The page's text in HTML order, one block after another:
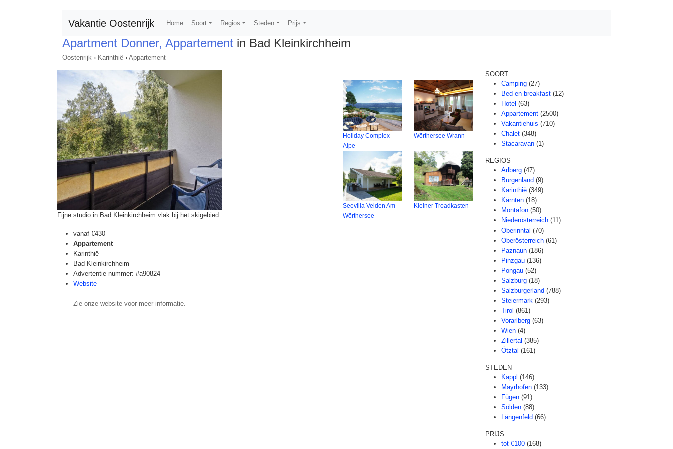
Vakantie Oostenrijk Home Soort Regios Steden Prijs
Apartment Donner, Appartement in Bad Kleinkirchheim
Oostenrijk › Karinthië › Appartement
Fijne studio in Bad Kleinkirchheim vlak bij het skigebied
vanaf €430
Appartement
Karinthië
Bad Kleinkirchheim
Advertentie nummer: #a90824
Website
Zie onze website voor meer informatie.
Holiday Complex
Alpe
Wörthersee Wrann
Seevilla Velden Am
Wörthersee
Kleiner Troadkasten
SOORT
Camping (27)
Bed en breakfast (12)
Hotel (63)
Appartement (2500)
Vakantiehuis (710)
Chalet (348)
Stacaravan (1)
REGIOS
Arlberg (47)
Burgenland (9)
Karinthië (349)
Kärnten (18)
Montafon (50)
Niederösterreich (11)
Oberinntal (70)
Oberösterreich (61)
Paznaun (186)
Pinzgau (136)
Pongau (52)
Salzburg (18)
Salzburgerland (788)
Steiermark (293)
Tirol (861)
Vorarlberg (63)
Wien (4)
Zillertal (385)
Ötztal (161)
STEDEN
Kappl (146)
Mayrhofen (133)
Fügen (91)
Sölden (88)
Längenfeld (66)
PRIJS
tot €100 (168)